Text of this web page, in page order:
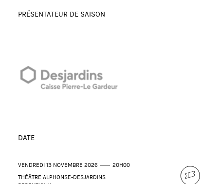
PRÉSENTATEUR DE SAISON
DATE
VENDREDI 13 NOVEMBRE 2026
20H00
THÉÂTRE ALPHONSE-DESJARDINS